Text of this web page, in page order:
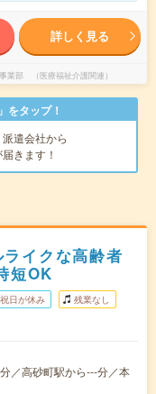
詳しく見る
業部 （医療福祉介護関連）
タップ！
遣会社から
きます！
ライクな高齢者
短OK
日が休み 残業なし
／高砂町駅から---分／本